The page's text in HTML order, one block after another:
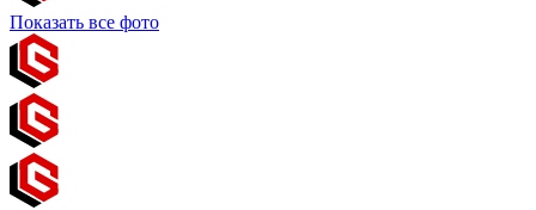
Показать все фото